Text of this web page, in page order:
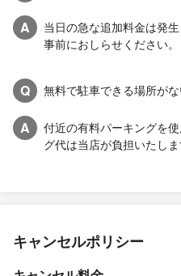
A
当日の急な追加料金は発
事前におしらせください。
Q 無料で駐車できる場所が
A
付近の有料パーキングを
グ代は当店が負担いたしま
キャンセルポリシー